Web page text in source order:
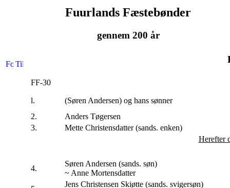
Fuurlands Fæstebønder
gennem 200 år
FF-30
l.
(Søren Andersen) og hans sønner
2.
Anders Tøgersen
3.
Mette Christensdatter (sands. enken)
Herefter
4.
Søren Andersen (sands. søn)
~ Anne Mortensdatter
Jens Christensen Skiøtte (sands. svigersøn)